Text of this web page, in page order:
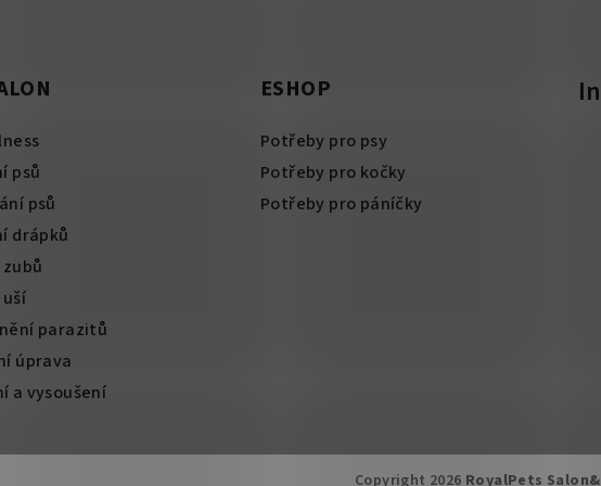
psů
psů
drápků
parazitů
úprava
a vysoušení
ESHOP
Potřeby pro psy
Potřeby pro kočky
Potřeby pro páníčky
Copyright 2026 RoyalPets